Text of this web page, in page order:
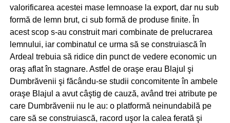
valorificarea acestei mase lemnoase la export, dar nu sub
formă de lemn brut, ci sub formă de produse finite. În
acest scop s-au construit mari combinate de prelucrarea
lemnului, iar combinatul ce urma să se construiască în
Ardeal trebuia să ridice din punct de vedere economic un
oraş aflat în stagnare. Astfel de oraşe erau Blajul şi
Dumbrăvenii şi făcându-se studii concomitente în ambele
oraşe Blajul a avut câştig de cauză, având trei atribute pe
care Dumbrăvenii nu le au: o platformă neinundabilă pe
care să se construiască, racord uşor la calea ferată şi